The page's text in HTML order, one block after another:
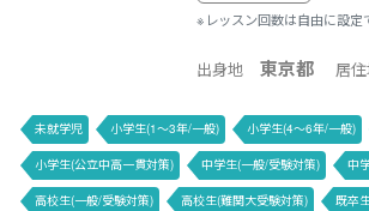
※レッスン回数は自由に設定
出身地 東京都 居
未就学児 小学生(1〜3年/一般) 小学生(4〜6年/一般)
小学生(公立中高一貫対策) 中学生(一般/受験対策) 中
高校生(一般/受験対策) 高校生(難関大受験対策) 既卒